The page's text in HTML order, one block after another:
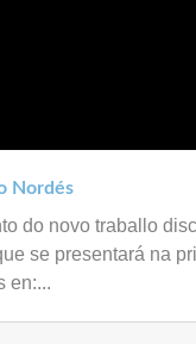
Nordés
do novo traballo
se presentará na
en:...